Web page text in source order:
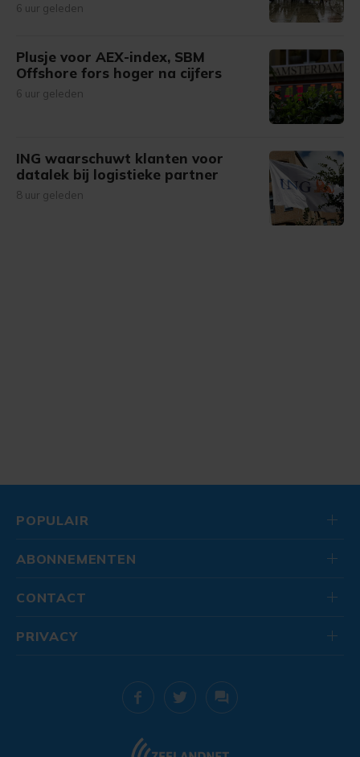
6 uur geleden
Plusje voor AEX-index, SBM
Offshore fors hoger na cijfers
6 uur geleden
ING waarschuwt klanten voor
datalek bij logistieke partner
8 uur geleden
POPULAIR
ABONNEMENTEN
CONTACT
PRIVACY